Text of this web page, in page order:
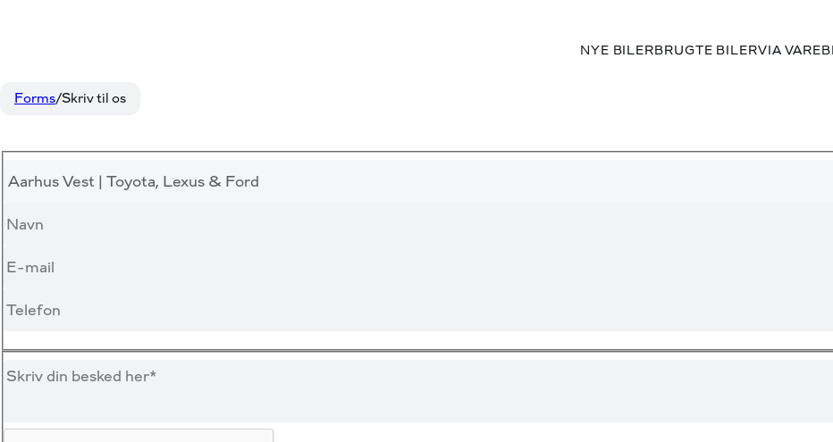
NYE BILER BRUGTE BILERVIA
Forms Skriv til os